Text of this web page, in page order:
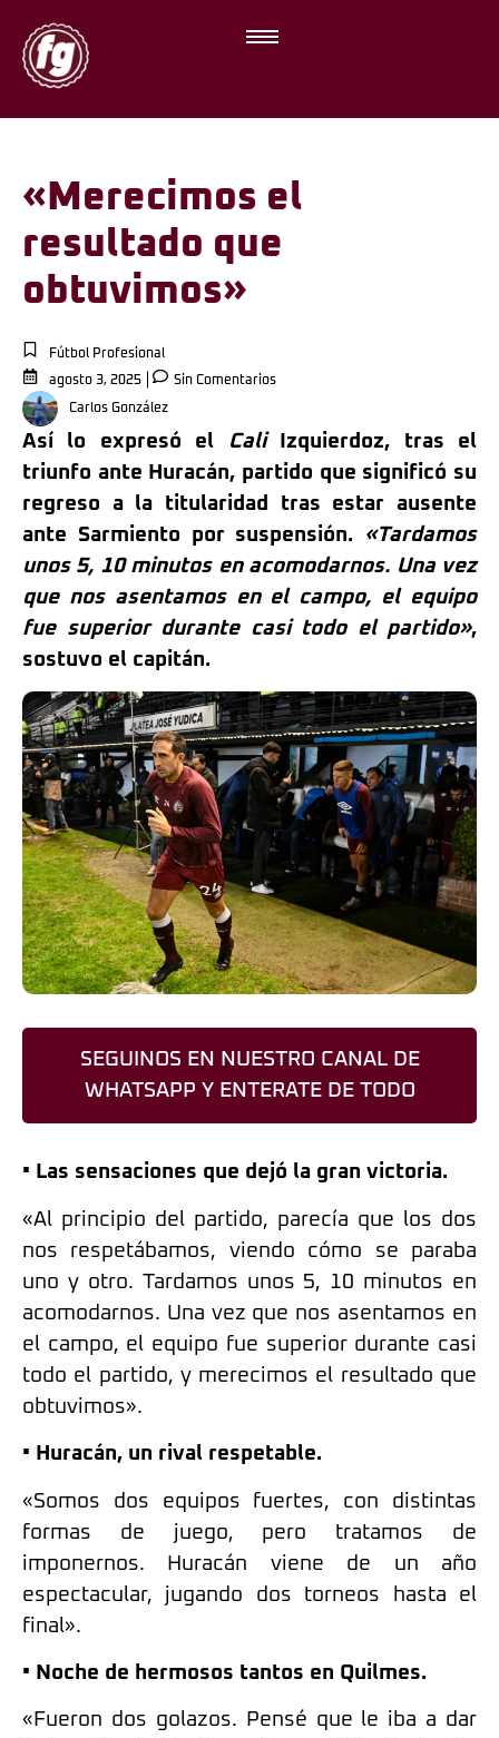
«Merecimos el
resultado que
obtuvimos»
Fútbol Profesional
agosto 3, 2025
Sin Comentarios
Carlos González
Así lo expresó el CaliIzquierdoz, tras el
triunfo ante Huracán, partido que significó su
regreso a la titularidad tras estar ausente
ante Sarmiento por suspensión.
«Tardamos
unos 5, 10 minutos en acomodarnos. Una vez
que nos asentamos en el campo, el equipo
fue superior durante casi todo el partido»,
sostuvo el capitán.
SEGUINOS EN NUESTRO CANAL DE
WHATSAPP Y ENTERATE DE TODO
• Las sensaciones que dejó la gran victoria.
«Al principio del partido, parecía que los dos
nos respetábamos, viendo cómo se paraba
uno y otro. Tardamos unos 5, 10 minutos en
acomodarnos. Una vez que nos asentamos en
el campo, el equipo fue superior durante casi
todo el partido, y merecimos el resultado que
obtuvimos».
• Huracán, un rival respetable.
«Somos dos equipos fuertes, con distintas
formas de juego, pero tratamos de
imponernos. Huracán viene de un año
espectacular, jugando dos torneos hasta el
final».
• Noche de hermosos tantos en Quilmes.
«Fueron dos golazos. Pensé que le iba a dar